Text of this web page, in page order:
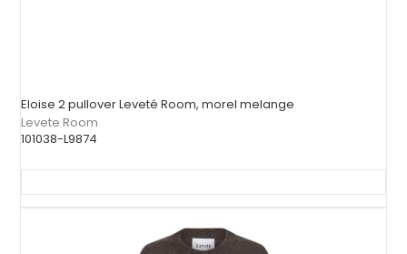
Eloise 2 pullover Leveté Room, morel melange
Levete Room
101038-L9874